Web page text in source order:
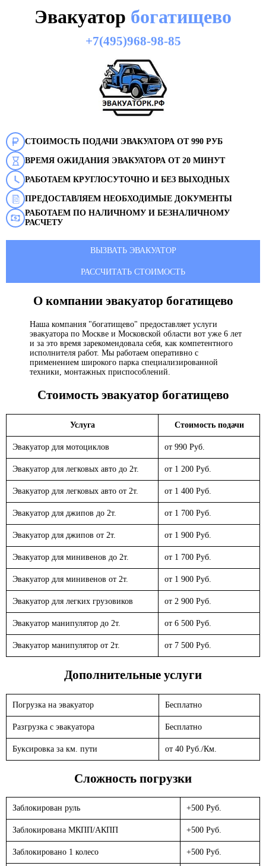
Эвакуатор богатищево
+7(495)968-98-85
СТОИМОСТЬ ПОДАЧИ ЭВАКУАТОРА ОТ 990 РУБ
ВРЕМЯ ОЖИДАНИЯ ЭВАКУАТОРА ОТ 20 МИНУТ
РАБОТАЕМ КРУГЛОСУТОЧНО И БЕЗ ВЫХОДНЫХ
ПРЕДОСТАВЛЯЕМ НЕОБХОДИМЫЕ ДОКУМЕНТЫ
РАБОТАЕМ ПО НАЛИЧНОМУ И БЕЗНАЛИЧНОМУ
РАСЧЕТУ
ВЫЗВАТЬ ЭВАКУАТОР
РАССЧИТАТЬ СТОИМОСТЬ
О компании эвакуатор богатищево
Наша компания "богатищево" предоставляет услуги
эвакуатора по Москве и Московской области вот уже 6 лет
и за это время зарекомендовала себя, как компетентного
исполнителя работ. Мы работаем оперативно с
применением широкого парка специализированной
техники, монтажных приспособлений.
Стоимость эвакуатор богатищево
Услуга Стоимость подачи
Эвакуатор для мотоциклов от 990 Руб.
Эвакуатор для легковых авто до 2т. от 1 200 Руб.
Эвакуатор для легковых авто от 2т. от 1 400 Руб.
Эвакуатор для джипов до 2т. от 1 700 Руб.
Эвакуатор для джипов от 2т. от 1 900 Руб.
Эвакуатор для минивенов до 2т. от 1 700 Руб.
Эвакуатор для минивенов от 2т. от 1 900 Руб.
Эвакуатор для легких грузовиков от 2 900 Руб.
Эвакуатор манипулятор до 2т. от 6 500 Руб.
Эвакуатор манипулятор от 2т. от 7 500 Руб.
Дополнительные услуги
Погрузка на эвакуатор Бесплатно
Разгрузка с эвакуатора Бесплатно
Буксировка за км. пути от 40 Руб./Км.
Сложность погрузки
Заблокирован руль +500 Руб.
Заблокирована МКПП/АКПП +500 Руб.
Заблокировано 1 колесо +500 Руб.